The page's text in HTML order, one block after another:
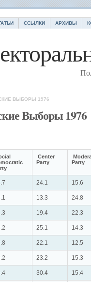
ССЫЛКИ АРХИВЫ
ВЫБОРЫ 1976
Выборы 1976
Center
Party
Party
24.1 15.6
13.3 24.8
19.4 22.3
25.1 14.3
22.1 12.5
23.2 15.3
30.4 15.4